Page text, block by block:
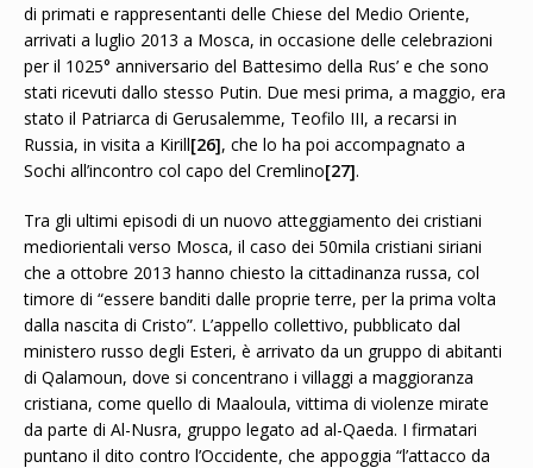
di primati e rappresentanti delle Chiese del Medio Oriente,
arrivati a luglio 2013 a Mosca, in occasione delle celebrazioni
per il 1025° anniversario del Battesimo della Rus’ e che sono
stati ricevuti dallo stesso Putin. Due mesi prima, a maggio, era
stato il Patriarca di Gerusalemme, Teofilo III, a recarsi in
Russia, in visita a Kirill[26], che lo ha poi accompagnato a
Sochi all’incontro col capo del Cremlino[27].
Tra gli ultimi episodi di un nuovo atteggiamento dei cristiani
mediorientali verso Mosca, il caso dei 50mila cristiani siriani
che a ottobre 2013 hanno chiesto la cittadinanza russa, col
timore di “essere banditi dalle proprie terre, per la prima volta
dalla nascita di Cristo”. L’appello collettivo, pubblicato dal
ministero russo degli Esteri, è arrivato da un gruppo di abitanti
di Qalamoun, dove si concentrano i villaggi a maggioranza
cristiana, come quello di Maaloula, vittima di violenze mirate
da parte di Al-Nusra, gruppo legato ad al-Qaeda. I firmatari
puntano il dito contro l’Occidente, che appoggia “l’attacco da